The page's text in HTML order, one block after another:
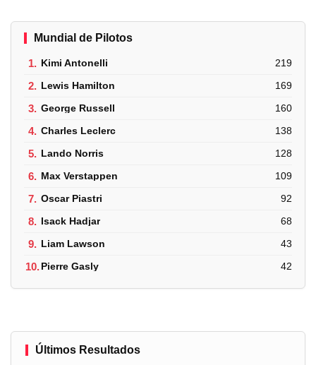
Mundial de Pilotos
1. Kimi Antonelli 219
2. Lewis Hamilton 169
3. George Russell 160
4. Charles Leclerc 138
5. Lando Norris 128
6. Max Verstappen 109
7. Oscar Piastri 92
8. Isack Hadjar 68
9. Liam Lawson 43
10.Pierre Gasly 42
Últimos Resultados